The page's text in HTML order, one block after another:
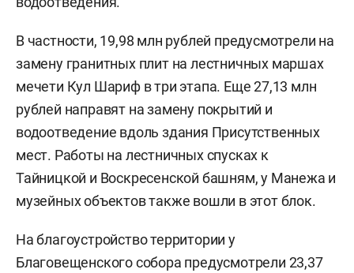
В частности, 19,98 млн рублей предусмотрели на
замену гранитных плит на лестничных маршах
мечети Кул Шариф в три этапа. Еще 27,13 млн
рублей направят на замену покрытий и
водоотведение вдоль здания Присутственных
мест. Работы на лестничных спусках к
Тайницкой и Воскресенской башням, у Манежа и
музейных объектов также вошли в этот блок.
На благоустройство территории у
Благовещенского собора предусмотрели 23,37